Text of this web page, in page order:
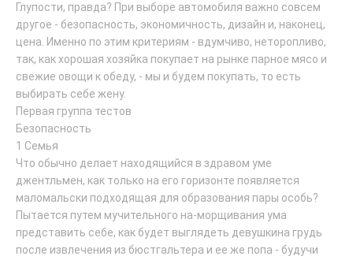
Глупости, правда? При выборе автомобиля важно совсем
другое - безопасность, экономичность, дизайн и, наконец,
цена. Именно по этим критериям - вдумчиво, неторопливо,
так, как хорошая хозяйка покупает на рынке парное мясо и
свежие овощи к обеду, - мы и будем покупать, то есть
выбирать себе жену.
Первая группа тестов
Безопасность
1 Семья
Что обычно делает находящийся в здравом уме
джентльмен, как только на его горизонте появляется
маломальски подходящая для образования пары особь?
Пытается путем мучительного на-морщивания ума
представить себе, как будет выглядеть девушкина грудь
после извлечения из бюстгальтера и ее же попа - будучи